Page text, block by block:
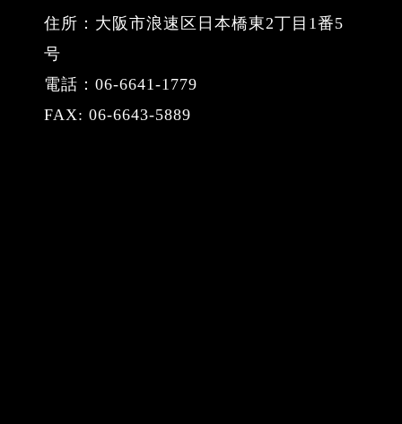
住所：大阪市浪速区日本橋東2丁目1番5
号
電話：06-6641-1779
FAX: 06-6643-5889